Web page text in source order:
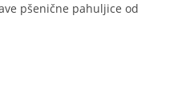
pšenične pahuljice od